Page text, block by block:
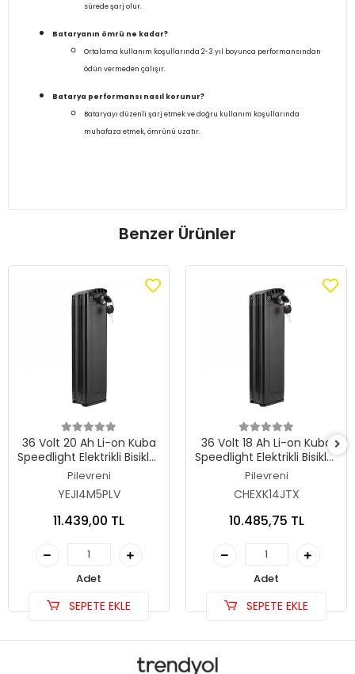
sürede şarj olur.
Bataryanın ömrü ne kadar?
Ortalama kullanım koşullarında 2-3 yıl boyunca performansından
ödün vermeden çalışır.
Batarya performansı nasıl korunur?
Bataryayı düzenli şarj etmek ve doğru kullanım koşullarında
muhafaza etmek, ömrünü uzatır.
Benzer Ürünler
36 Volt 20 Ah Li-on Kuba
Speedlight Elektrikli Bisiklet
Orjinal Kutulu Batarya
Pilevreni
YEJI4M5PLV
11.439,00 TL
Adet
SEPETE EKLE
36 Volt 18 Ah Li-on Kuba
Speedlight Elektrikli Bisiklet
Orjinal Kutulu Batarya
Pilevreni
CHEXK14JTX
10.485,75 TL
Adet
SEPETE EKLE